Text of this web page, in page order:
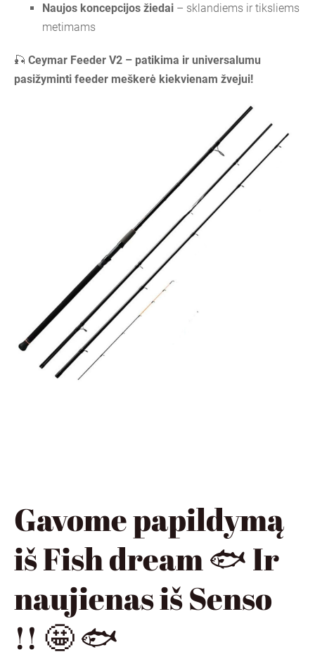
Naujos koncepcijos žiedai – sklandiems ir tiksliems
metimams
🎣 Ceymar Feeder V2 – patikima ir universalumu
pasižyminti feeder meškerė kiekvienam žvejui!
Gavome papildymą
iš Fish dream 🐟 Ir
naujienas iš Senso
!! 🤩 🐟